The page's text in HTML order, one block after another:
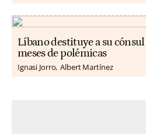
Líbano destituye a su
meses de polémicas
Ignasi Jorro Albert Martínez